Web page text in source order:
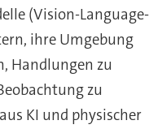
(Vision-Language-
ihre Umgebung
Handlungen zu
zu
KI und physischer